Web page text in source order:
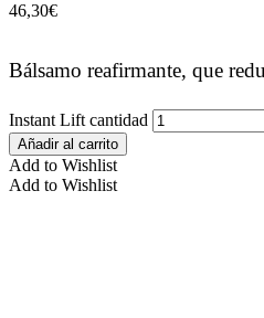
46,30€
Bálsamo reafirmante, que
Instant Lift cantidad
Añadir al carrito
Add to Wishlist
Add to Wishlist